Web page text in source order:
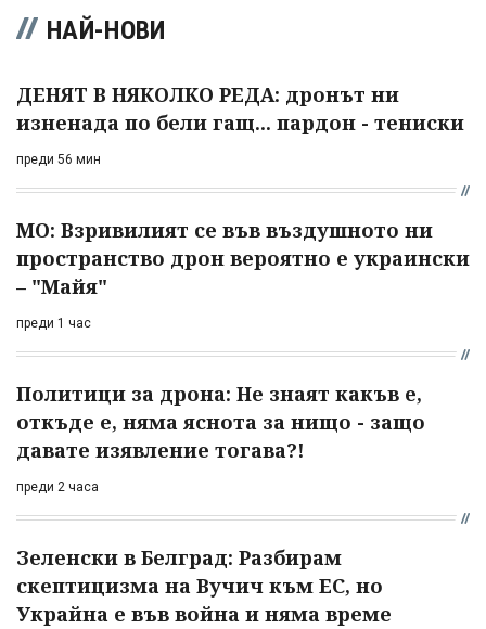
НАЙ-НОВИ
ДЕНЯТ В НЯКОЛКО РЕДА: дронът ни
изненада по бели гащ... пардон - тениски
преди 56 мин
МО: Взривилият се във въздушното ни
пространство дрон вероятно е украински
– "Майя"
преди 1 час
Политици за дрона: Не знаят какъв е,
откъде е, няма яснота за нищо - защо
давате изявление тогава?!
преди 2 часа
Зеленски в Белград: Разбирам
скептицизма на Вучич към ЕС, но
Украйна е във война и няма време